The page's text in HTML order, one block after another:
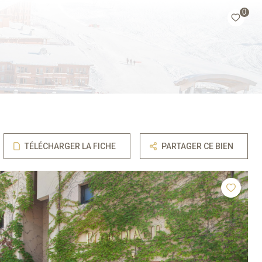
0
TÉLÉCHARGER LA FICHE PARTAGER CE BIEN